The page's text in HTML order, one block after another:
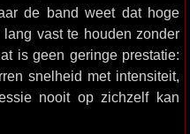
de band weet dat hoge
vast te houden zonder
is geen geringe prestatie:
snelheid met intensiteit,
nooit op zichzelf kan